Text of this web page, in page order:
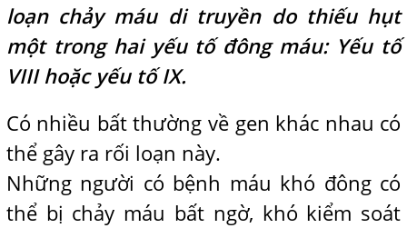
loạn chảy máu di truyền do thiếu hụt
một trong hai yếu tố đông máu: Yếu tố
VIII hoặc yếu tố IX.
Có nhiều bất thường về gen khác nhau có
thể gây ra rối loạn này.
Những người có bệnh máu khó đông có
thể bị chảy máu bất ngờ, khó kiểm soát